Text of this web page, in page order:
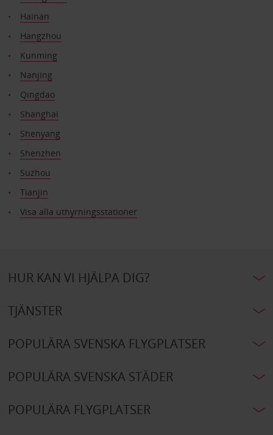
Hainan
Hangzhou
Kunming
Nanjing
Qingdao
Shanghai
Shenyang
Shenzhen
Suzhou
Tianjin
Visa alla uthyrningsstationer
HUR KAN VI HJÄLPA DIG?
TJÄNSTER
POPULÄRA SVENSKA FLYGPLATSER
POPULÄRA SVENSKA STÄDER
POPULÄRA FLYGPLATSER